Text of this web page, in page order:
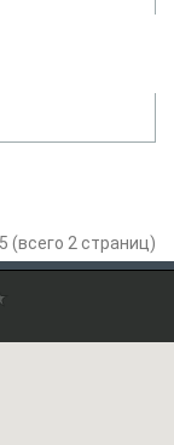
(всего 2 страниц)